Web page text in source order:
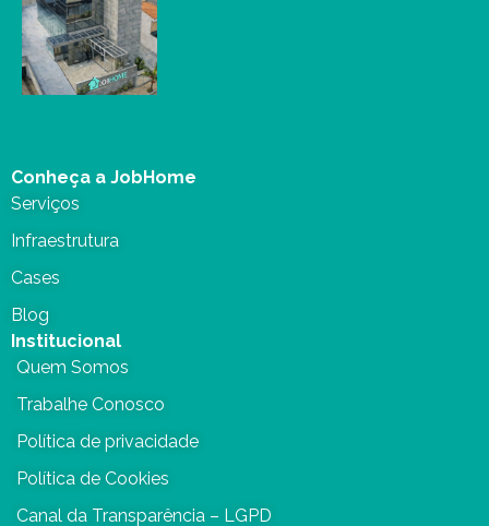
Conheça a JobHome
Serviços
Infraestrutura
Cases
Blog
Institucional
Quem Somos
Trabalhe Conosco
Política de privacidade
Política de Cookies
Canal da Transparência – LGPD